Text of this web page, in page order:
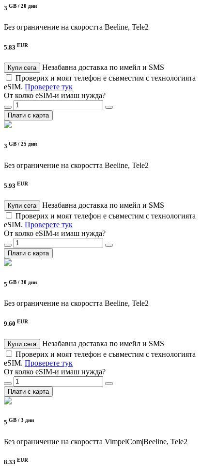
3 GB / 20 дни
Без ограничение на скоростта Beeline, Tele2
5.83 EUR
Купи сега
Незабавна доставка по имейл и SMS
Проверих и моят телефон е съвместим с технологията
eSIM. Проверете тук
От колко eSIM-и имаш нужда?
Плати с карта
3 GB / 25 дни
Без ограничение на скоростта Beeline, Tele2
5.93 EUR
Купи сега
Незабавна доставка по имейл и SMS
Проверих и моят телефон е съвместим с технологията
eSIM. Проверете тук
От колко eSIM-и имаш нужда?
Плати с карта
5 GB / 30 дни
Без ограничение на скоростта Beeline, Tele2
9.60 EUR
Купи сега
Незабавна доставка по имейл и SMS
Проверих и моят телефон е съвместим с технологията
eSIM. Проверете тук
От колко eSIM-и имаш нужда?
Плати с карта
5 GB / 3 дни
Без ограничение на скоростта VimpelCom|Beeline, Tele2
8.33 EUR